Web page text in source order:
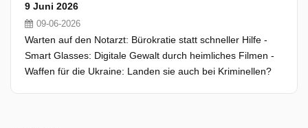
9 Juni 2026
09-06-2026
Warten auf den Notarzt: Bürokratie statt schneller Hilfe -
Smart Glasses: Digitale Gewalt durch heimliches Filmen -
Waffen für die Ukraine: Landen sie auch bei Kriminellen?